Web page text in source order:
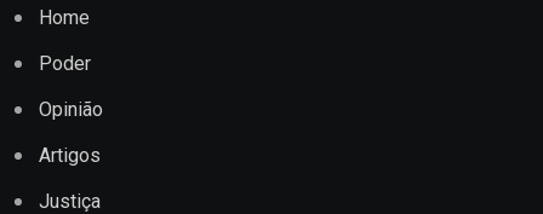
Home
Poder
Opinião
Artigos
Justiça